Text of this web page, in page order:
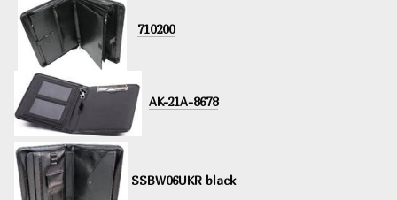
710200
AK-21A-8678
SSBW06UKR black